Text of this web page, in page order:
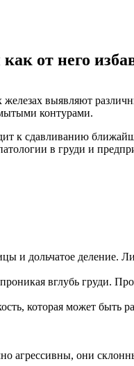
от него
выявляют
контурами.
к сдавливанию
в груди и
и дольчатое деление.
вглубь груди.
которая может быть
агрессивны, они